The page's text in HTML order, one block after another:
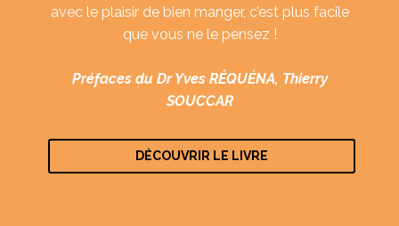
avec le plaisir de bien manger, c’est plus facile
que vous ne le pensez !
Préfaces du Dr Yves RÉQUÉNA, Thierry
SOUCCAR
DÉCOUVRIR LE LIVRE